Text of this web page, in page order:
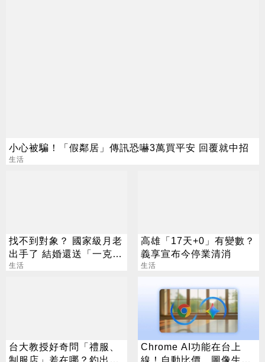
小心被騙！「假鄰居」傳訊恐嚇3萬買平安 回覆就中招
生活
找不到對象？ 國家級月老
出手了 結婚還送「一克拉
鑽戒」
生活
高雄「17天+0」有變數？
義享宣布今停業清消
生活
台大教授好奇問「禮服、
制服店」差在哪？釣出一
Chrome AI功能在台上
線！自動比價、圖像生成